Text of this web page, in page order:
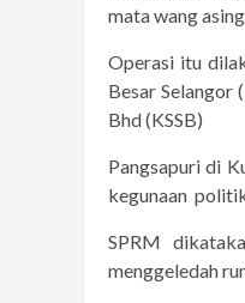
mata wang
Operasi itu
Besar Selangor
Bhd (KSSB)
Pangsapuri di
kegunaan
SPRM
menggeledah